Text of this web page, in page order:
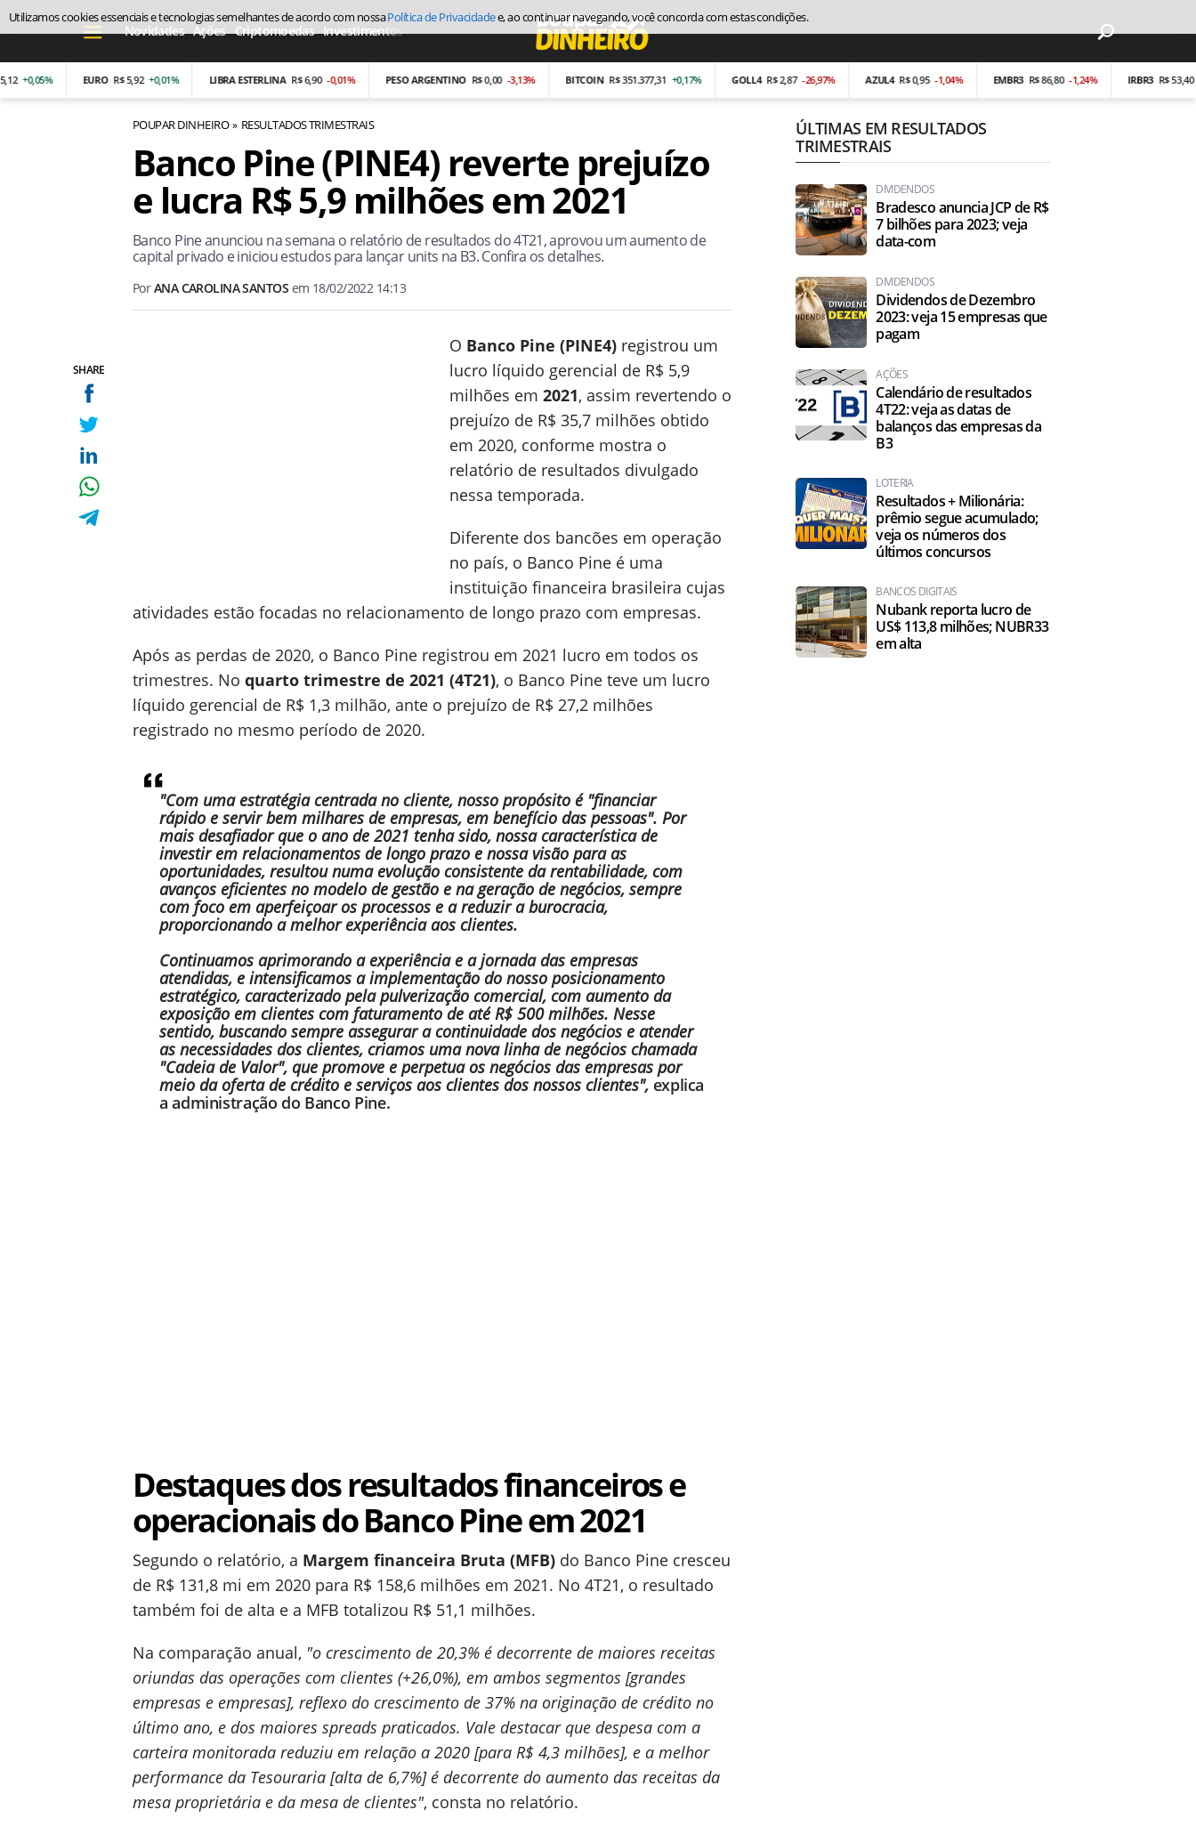
Novidades Ações Criptomoedas Investimentos Economia
EURO R$ 5,92 +0,01% LIBRA ESTERLINA R$ 6,90 -0,01% PESO ARGENTINO R$ 0,00 -3,13% BITCOIN R$ 351.377,31 +0,17% GOLL4 R$ 2,87 -26,97% AZUL4 R$ 0,95 -1,04% EMBR3 R$ 86,80 -1,24% IRBR3 R$ 53,40 -0,19%
POUPAR DINHEIRO RESULTADOS TRIMESTRAIS
SHARE
Banco Pine (PINE4) reverte prejuízo
e lucra R$ 5,9 milhões em 2021
Banco Pine anunciou na semana o relatório de resultados do 4T21, aprovou um aumento de
capital privado e iniciou estudos para lançar units na B3. Confira os detalhes.
PorANA CAROLINA SANTOS em 18/02/2022 14:13
O Banco Pine (PINE4) registrou um
lucro líquido gerencial de R$ 5,9
milhões em 2021, assim revertendo o
prejuízo de R$ 35,7 milhões obtido
em 2020, conforme mostra o
relatório de resultados divulgado
nessa temporada.
Diferente dos bancões em operação
no país, o Banco Pine é uma
instituição financeira brasileira cujas
atividades estão focadas no relacionamento de longo prazo com empresas.
Após as perdas de 2020, o Banco Pine registrou em 2021 lucro em todos os
trimestres. No quarto trimestre de 2021 (4T21), o Banco Pine teve um lucro
líquido gerencial de R$ 1,3 milhão, ante o prejuízo de R$ 27,2 milhões
registrado no mesmo período de 2020.
"Com uma estratégia centrada no cliente, nosso propósito é "financiar
rápido e servir bem milhares de empresas, em benefício das pessoas". Por
mais desafiador que o ano de 2021 tenha sido, nossa característica de
investir em relacionamentos de longo prazo e nossa visão para as
oportunidades, resultou numa evolução consistente da rentabilidade, com
avanços eficientes no modelo de gestão e na geração de negócios, sempre
com foco em aperfeiçoar os processos e a reduzir a burocracia,
proporcionando a melhor experiência aos clientes.
Continuamos aprimorando a experiência e a jornada das empresas
atendidas, e intensificamos a implementação do nosso posicionamento
estratégico, caracterizado pela pulverização comercial, com aumento da
exposição em clientes com faturamento de até R$ 500 milhões. Nesse
sentido, buscando sempre assegurar a continuidade dos negócios e atender
as necessidades dos clientes, criamos uma nova linha de negócios chamada
"Cadeia de Valor", que promove e perpetua os negócios das empresas por
meio da oferta de crédito e serviços aos clientes dos nossos clientes", explica
a administração do Banco Pine.
Destaques dos resultados financeiros e
operacionais do Banco Pine em 2021
Segundo o relatório, a Margem financeira Bruta (MFB) do Banco Pine cresceu
de R$ 131,8 mi em 2020 para R$ 158,6 milhões em 2021. No 4T21, o resultado
também foi de alta e a MFB totalizou R$ 51,1 milhões.
Na comparação anual, "o crescimento de 20,3% é decorrente de maiores receitas
oriundas das operações com clientes (+26,0%), em ambos segmentos [grandes
empresas e empresas], reflexo do crescimento de 37% na originação de crédito no
último ano, e dos maiores spreads praticados. Vale destacar que despesa com a
carteira monitorada reduziu em relação a 2020 [para R$ 4,3 milhões], e a melhor
performance da Tesouraria [alta de 6,7%] é decorrente do aumento das receitas da
mesa proprietária e da mesa de clientes", consta no relatório.
ÚLTIMAS EM RESULTADOS
TRIMESTRAIS
DIVIDENDOS
Bradesco anuncia JCP de R$
7 bilhões para 2023; veja
data-com
DIVIDENDOS
Dividendos de Dezembro
2023: veja 15 empresas que
pagam
AÇÕES
Calendário de resultados
4T22: veja as datas de
balanços das empresas da
B3
LOTERIA
Resultados + Milionária:
prêmio segue acumulado;
veja os números dos
últimos concursos
BANCOS DIGITAIS
Nubank reporta lucro de
US$ 113,8 milhões; NUBR33
em alta
Utilizamos cookies essenciais e tecnologias semelhantes de acordo com nossaPolítica de Privacidadee, ao continuar navegando, você concorda com estas condições.